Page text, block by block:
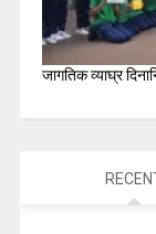
जागतिक व्याघ्र